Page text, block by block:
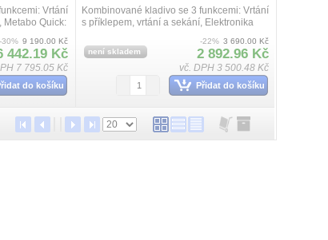
Vrtání
Metabo Quick:
-30% 9 190.00 Kč
442.19 Kč
7 795.05 Kč
do košíku
Kombinované kladivo se 3 funkcemi: Vrtání
s příklepem, vrtání a sekání, Elektronika
Bezpečnostní spojka Metabo S-...
není skladem
-22% 3 690.00 Kč
2 892.96 Kč
vč. DPH 3 500.48 Kč
Přidat do košíku